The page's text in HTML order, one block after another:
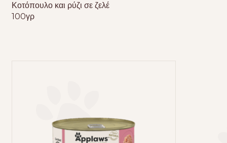
Κοτόπουλο και ρύζι σε ζελέ
100γρ